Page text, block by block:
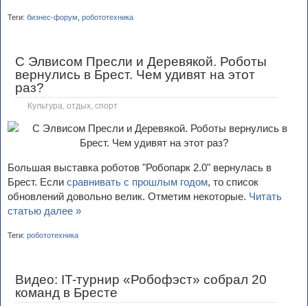
Теги: бизнес-форум робототехника
С Элвисом Пресли и Деревякой. Роботы
вернулись в Брест. Чем удивят на этот
раз?
Культура, отдых, спорт
Большая выставка роботов "Робопарк 2.0" вернулась в
Брест. Если сравнивать с прошлым годом, то список
обновлений довольно велик. Отметим некоторые. Читать
статью далее »
Теги: робототехника
Видео: IT-турнир «Робофэст» собрал 20
команд в Бресте